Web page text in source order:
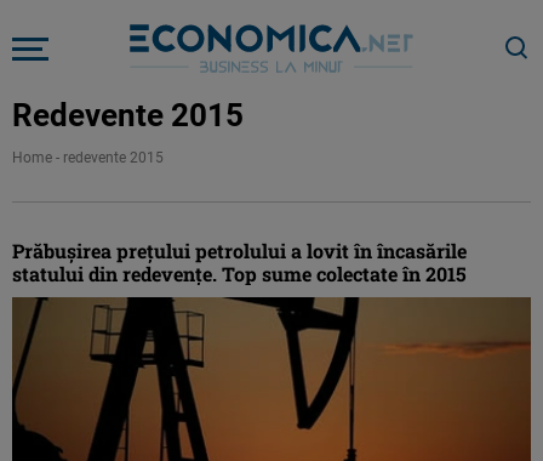
Redevente 2015
Home - redevente 2015
Prăbuşirea preţului petrolului a lovit în încasările
statului din redevenţe. Top sume colectate în 2015